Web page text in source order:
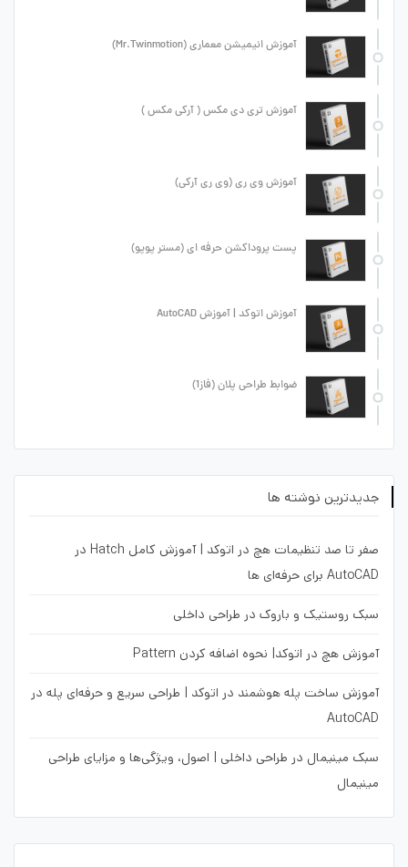
آموزش انیمیشن معماری (Mr.Twinmotion)
آموزش تری دی مکس ( آرکی مکس )
آموزش وی ری (وی ری آرکی)
پست پروداکشن حرفه ای (مستر پوپو)
آموزش اتوکد | آموزش AutoCAD
ضوابط طراحی پلان (فاز1)
جدیدترین نوشته ها
صفر تا صد تنظیمات هچ در اتوکد | آموزش کامل Hatch در
AutoCAD برای حرفه‌ای ها
سبک روستیک و باروک در طراحی داخلی
آموزش هچ در اتوکد| نحوه اضافه کردن Pattern
آموزش ساخت پله هوشمند در اتوکد | طراحی سریع و حرفه‌ای پله در
AutoCAD
سبک مینیمال در طراحی داخلی | اصول، ویژگی‌ها و مزایای طراحی
مینیمال